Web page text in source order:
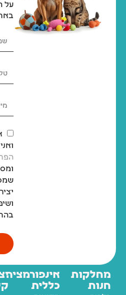
משטח דשא סינטטי לכלבים לאילוף גורים וכלבים בוגרים – 46x58 ס"מ
על
מחלקות
חנות
אינפורמציה
כללית